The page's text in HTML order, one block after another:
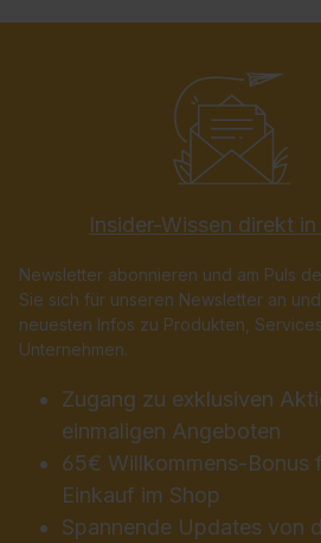
Insider-Wissen direkt
Newsletter abonnieren und am Puls
Sie sich für unseren Newsletter an
neuesten Infos zu Produkten,
Unternehmen.
Zugang zu exklusiven
einmaligen Angeboten
65€ Willkommens-Bonus
Einkauf im Shop
Spannende Updates von